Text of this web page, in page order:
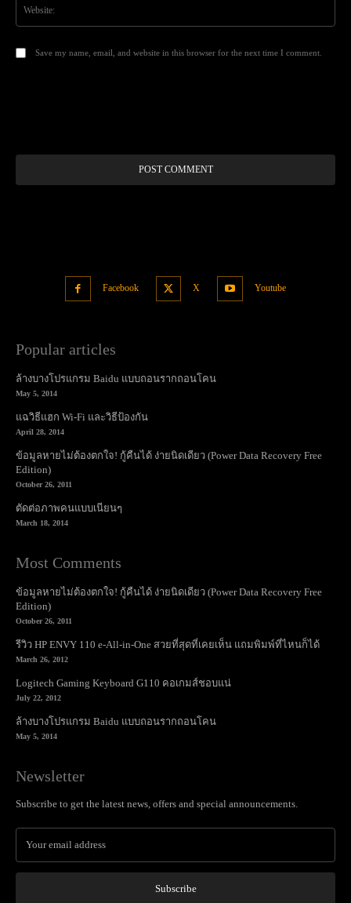
Save my name, email, and website in this browser for the next time I comment.
Facebook X Youtube
Popular articles
ล้างบางโปรแกรม Baidu แบบถอนรากถอนโคน
May 5, 2014
แฉวิธีแฮก Wi-Fi และวิธีป้องกัน
April 28, 2014
ข้อมูลหายไม่ต้องตกใจ! กู้คืนได้ ง่ายนิดเดียว (Power Data Recovery Free
Edition)
October 26, 2011
ตัดต่อภาพคนแบบเนียนๆ
March 18, 2014
Most Comments
ข้อมูลหายไม่ต้องตกใจ! กู้คืนได้ ง่ายนิดเดียว (Power Data Recovery Free
Edition)
October 26, 2011
รีวิว HP ENVY 110 e-All-in-One สวยที่สุดที่เคยเห็น แถมพิมพ์ที่ไหนก็ได้
March 26, 2012
Logitech Gaming Keyboard G110 คอเกมส์ชอบแน่
July 22, 2012
ล้างบางโปรแกรม Baidu แบบถอนรากถอนโคน
May 5, 2014
Newsletter
Subscribe to get the latest news, offers and special announcements.
Subscribe